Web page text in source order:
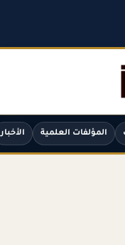
المؤلفات العلمية الأخبار